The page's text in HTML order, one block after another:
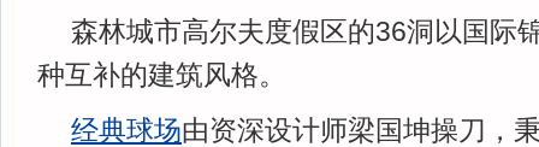
森林城市高尔夫度假区的36洞以国际
种互补的建筑风格。
经典球场由资深设计师梁国坤操刀，